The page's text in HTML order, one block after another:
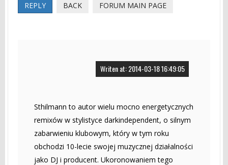
REPLY BACK FORUM MAIN PAGE
Writen at: 2014-03-18 16:49:05
Sthilmann to autor wielu mocno energetycznych
remixów w stylistyce darkindependent, o silnym
zabarwieniu klubowym, który w tym roku
obchodzi 10-lecie swojej muzycznej działalności
jako DJ i producent. Ukoronowaniem tego